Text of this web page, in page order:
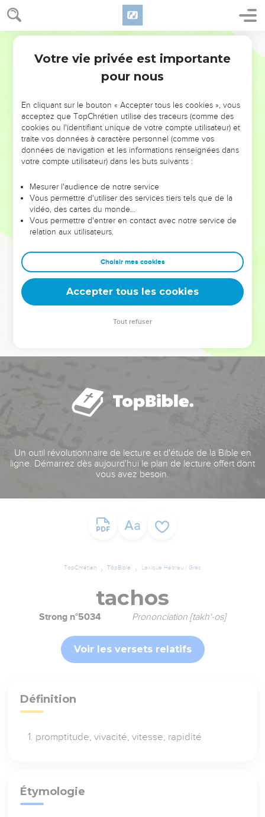
NE MANQUEZ PAS L’ÉVÉNEMENT
DE L’ANNÉE !
ET SI LEURS ERREURS POUVAIENT VOUS ÉVITER LES
VOTRES ?
leur foi ou leur vision. Mais on voit moins les doutes, les erreurs
et les saisons difficiles qu'ils ont traversés, alors même que ce
sont elles qui les ont façonnés.
Dans cette conférence, leaders, entrepreneurs, et responsables
clés pour avancer avec plus de sagesse afin que leurs erreurs
deviennent vos tremplins. Que vous guidiez un ministère, une
équipe, un groupe ou une famille, leur expérience est faite
Un outil révolutionnaire de lecture et d'étude de la Bible en
ligne. Démarrez dès aujourd'hui le plan de lecture offert dont
vous avez besoin.
TopChrétien TopBible Lexique Hébreu / Grec
tachos
Strong n°5034 Prononciation [takh'-os]
Voir les versets relatifs
Définition
promptitude, vivacité, vitesse, rapidité
Étymologie
Votre vie privée est importante
pour nous
En cliquant sur le bouton « Accepter tous les cookies », vous
acceptez que TopChrétien utilise des traceurs (comme des
cookies ou l'identifiant unique de votre compte utilisateur) et
traite vos données à caractère personnel (comme vos
données de navigation et les informations renseignées dans
votre compte utilisateur) dans les buts suivants :
Mesurer l'audience de notre service
Vous permettre d'utiliser des services tiers tels que de la
vidéo, des cartes du monde…
Vous permettre d'entrer en contact avec notre service de
relation aux utilisateurs.
Choisir mes cookies
Accepter tous les cookies
Tout refuser